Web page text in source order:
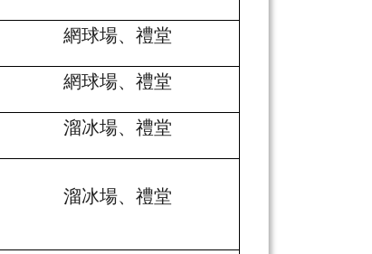
網球場、禮堂
網球場、禮堂
溜冰場、禮堂
溜冰場、禮堂